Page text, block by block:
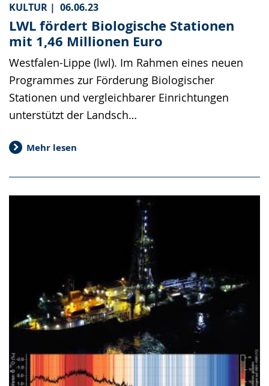
KULTUR | 06.06.23
LWL fördert Biologische Stationen
mit 1,46 Millionen Euro
Westfalen-Lippe (lwl). Im Rahmen eines neuen
Programmes zur Förderung Biologischer
Stationen und vergleichbarer Einrichtungen
unterstützt der Landsch…
Mehr lesen